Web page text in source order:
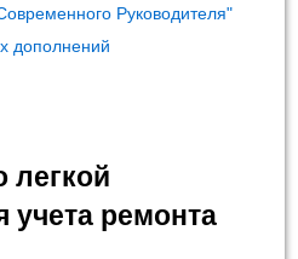
Руководителя"
дополнений
легкой
ремонта